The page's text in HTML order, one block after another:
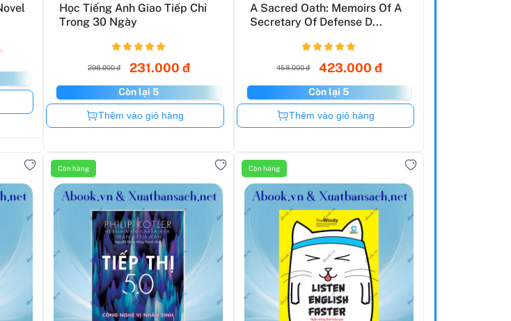
Học Tiếng Anh Giao Tiếp Chỉ
Trong 30 Ngày
298.000 đ 231.000 đ
Còn lại 5
Còn hàng
Thêm vào giỏ hàng
A Sacred Oath: Memoirs Of A
Secretary Of Defense D...
458.000 đ 423.000 đ
Còn lại 5
Còn hàng
Thêm vào giỏ hàng
Còn hàng Còn hàng